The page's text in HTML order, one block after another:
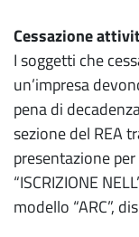
Cessazione
I soggetti che
un’impresa
pena di
sezione del REA
presentazione
“ISCRIZIONE
modello “ARC”,